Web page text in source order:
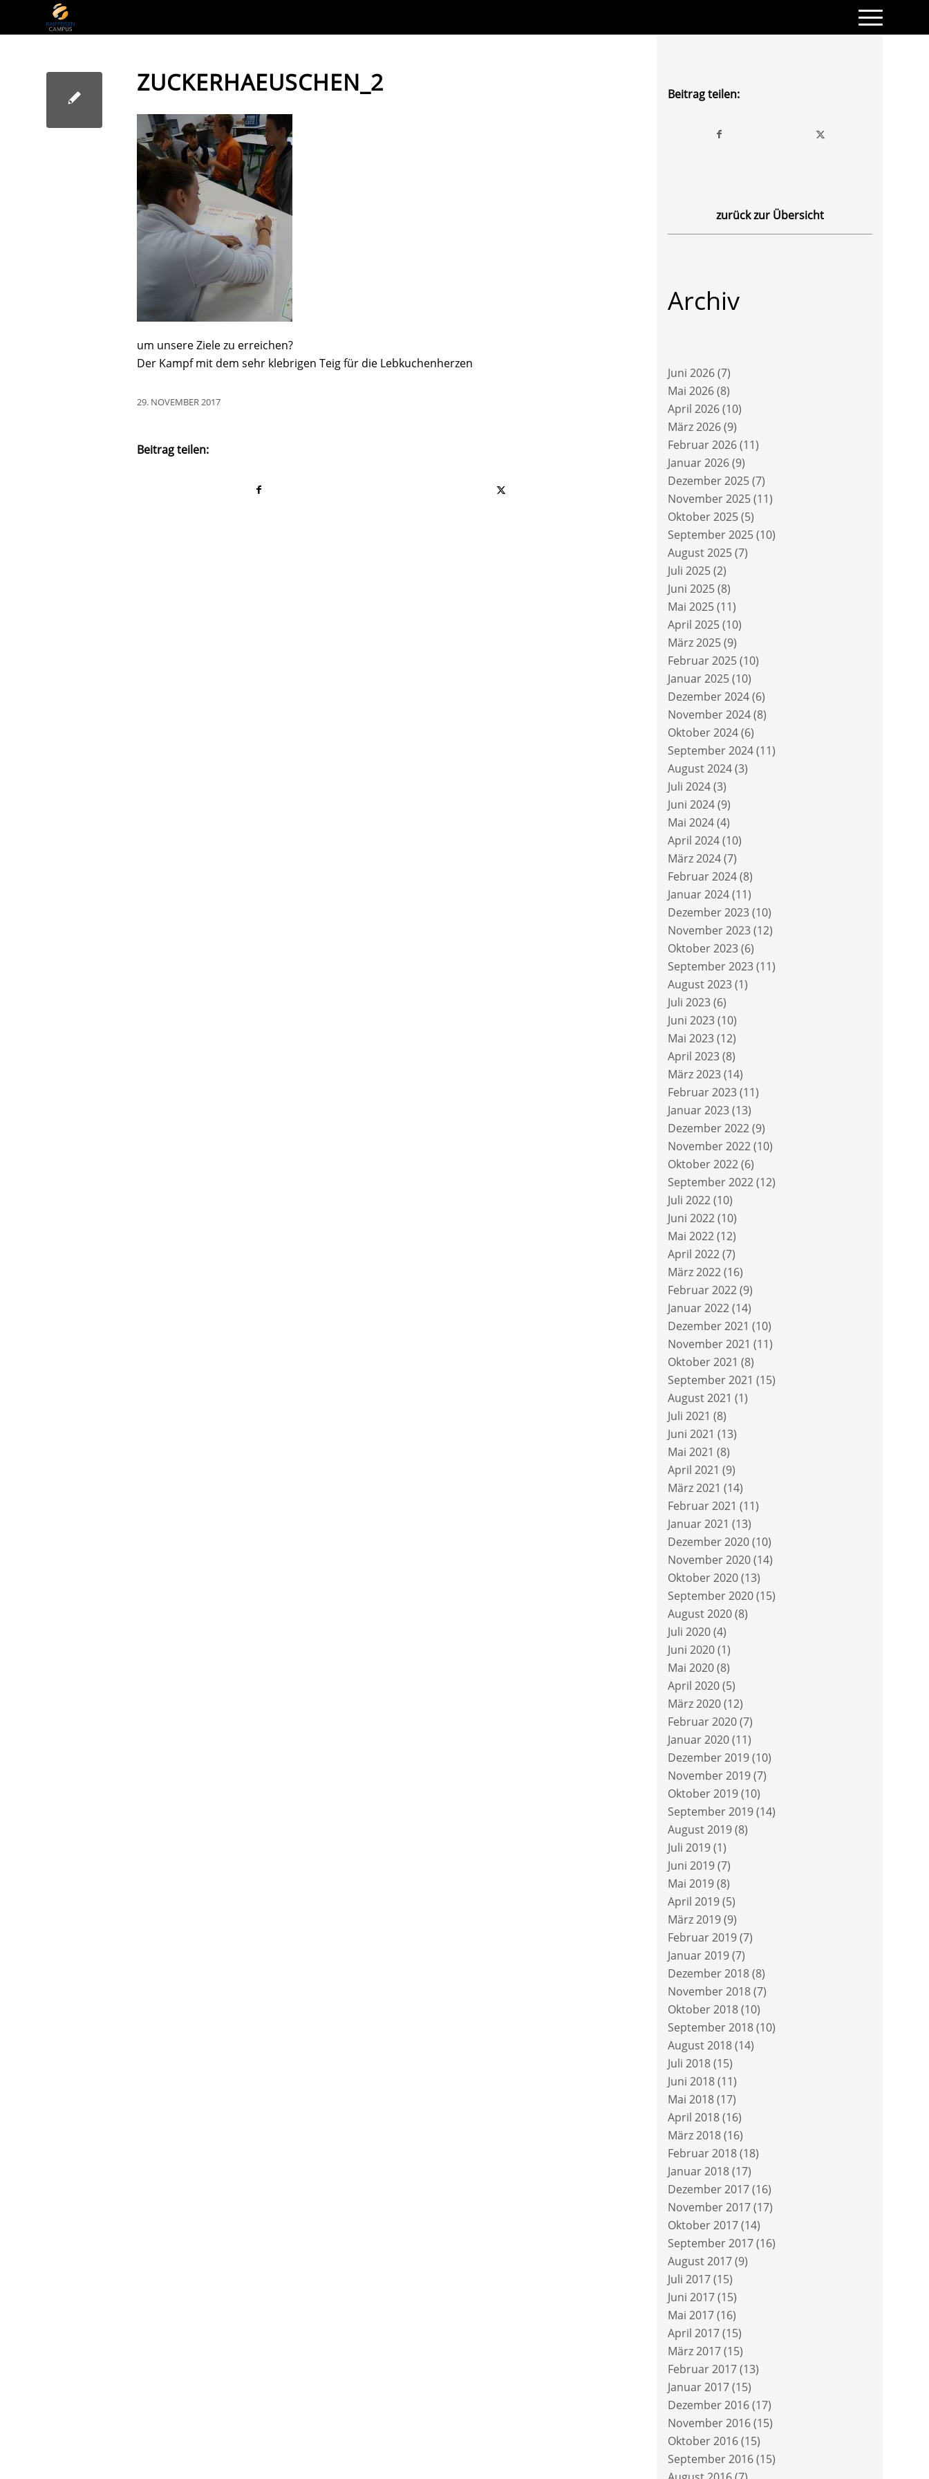
ZUCKERHAEUSCHEN_2
um unsere Ziele zu erreichen?
Der Kampf mit dem sehr klebrigen Teig für die Lebkuchenherzen
29. NOVEMBER 2017
Beitrag teilen:
Beitrag teilen:
zurück zur Übersicht
Archiv
Juni 2026(7)
Mai 2026(8)
April 2026(10)
März 2026(9)
Februar 2026(11)
Januar 2026(9)
Dezember 2025(7)
November 2025(11)
Oktober 2025(5)
September 2025(10)
August 2025(7)
Juli 2025(2)
Juni 2025(8)
Mai 2025(11)
April 2025(10)
März 2025(9)
Februar 2025(10)
Januar 2025(10)
Dezember 2024(6)
November 2024(8)
Oktober 2024(6)
September 2024(11)
August 2024(3)
Juli 2024(3)
Juni 2024(9)
Mai 2024(4)
April 2024(10)
März 2024(7)
Februar 2024(8)
Januar 2024(11)
Dezember 2023(10)
November 2023(12)
Oktober 2023(6)
September 2023(11)
August 2023(1)
Juli 2023(6)
Juni 2023(10)
Mai 2023(12)
April 2023(8)
März 2023(14)
Februar 2023(11)
Januar 2023(13)
Dezember 2022(9)
November 2022(10)
Oktober 2022(6)
September 2022(12)
Juli 2022(10)
Juni 2022(10)
Mai 2022(12)
April 2022(7)
März 2022(16)
Februar 2022(9)
Januar 2022(14)
Dezember 2021 (10)
November 2021 (11)
Oktober 2021 (8)
September 2021 (15)
August 2021 (1)
Juli 2021 (8)
Juni 2021 (13)
Mai 2021 (8)
April 2021 (9)
März 2021 (14)
Februar 2021 (11)
Januar 2021 (13)
Dezember 2020(10)
November 2020(14)
Oktober 2020(13)
September 2020(15)
August 2020(8)
Juli 2020(4)
Juni 2020(1)
Mai 2020(8)
April 2020(5)
März 2020(12)
Februar 2020(7)
Januar 2020(11)
Dezember 2019(10)
November 2019(7)
Oktober 2019(10)
September 2019(14)
August 2019(8)
Juli 2019(1)
Juni 2019(7)
Mai 2019(8)
April 2019(5)
März 2019(9)
Februar 2019(7)
Januar 2019(7)
Dezember 2018(8)
November 2018(7)
Oktober 2018(10)
September 2018(10)
August 2018(14)
Juli 2018(15)
Juni 2018(11)
Mai 2018(17)
April 2018(16)
März 2018(16)
Februar 2018(18)
Januar 2018(17)
Dezember 2017(16)
November 2017(17)
Oktober 2017(14)
September 2017(16)
August 2017(9)
Juli 2017(15)
Juni 2017(15)
Mai 2017(16)
April 2017(15)
März 2017(15)
Februar 2017(13)
Januar 2017(15)
Dezember 2016(17)
November 2016(15)
Oktober 2016(15)
September 2016(15)